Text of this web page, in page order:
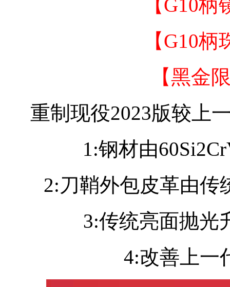
【G10
【G10
【黑金
重制现役2023版较上
1:钢材由
2:刀鞘外包皮革由传
3:传统亮面抛光
4:改善上一